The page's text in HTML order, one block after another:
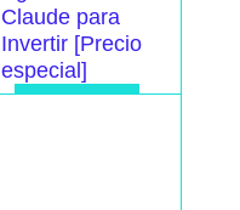
Claude para
Invertir [Precio
especial]